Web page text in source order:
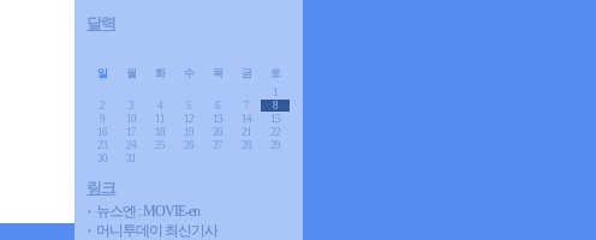
달력
일 월 화 수 목 금
토
1
2
3 4 5 6 7
8
9
10 11 12 13 14
15
16
17 18 19 20 21
22
23
24 25 26 27 28
29
30
31
링크
뉴스엔 : MOVIE-en
머니투데이 최신기사